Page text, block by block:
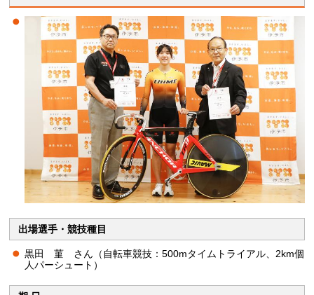
出場選手・競技種目
黒田 菫 さん（自転車競技：500mタイムトライアル、2km個
人パーシュート）